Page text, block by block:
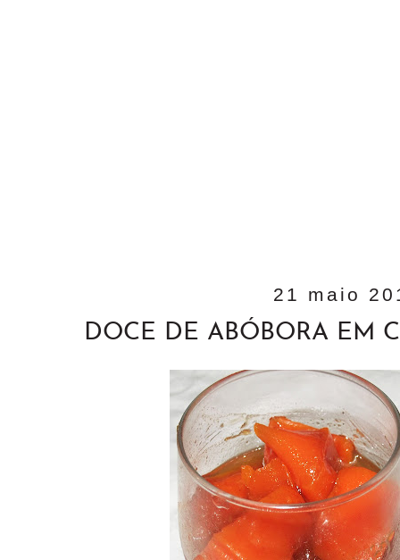
21 maio
DOCE DE ABÓBORA EM